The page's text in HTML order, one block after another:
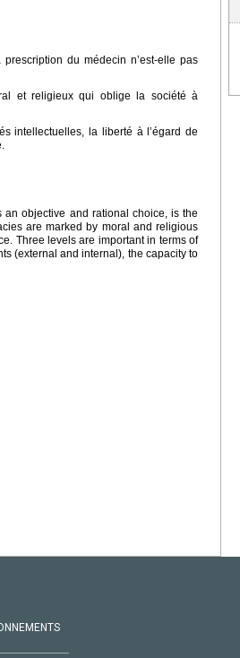
du médecin n’est-elle pas
et religieux qui oblige la société à
intellectuelles, la liberté à l’égard de
objective and rational choice, is the
are marked by moral and religious
Three levels are important in terms of
(external and internal), the capacity to